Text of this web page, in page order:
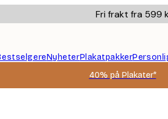
Fri frakt fra 599
NyheterPlakatpakker
40% på Plakater*